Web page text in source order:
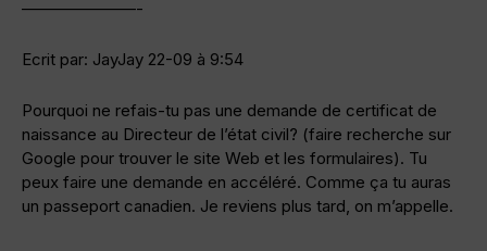
———————-
Ecrit par: JayJay 22-09 à 9:54
Pourquoi ne refais-tu pas une demande de certificat de
naissance au Directeur de l’état civil? (faire recherche sur
Google pour trouver le site Web et les formulaires). Tu
peux faire une demande en accéléré. Comme ça tu auras
un passeport canadien. Je reviens plus tard, on m’appelle.